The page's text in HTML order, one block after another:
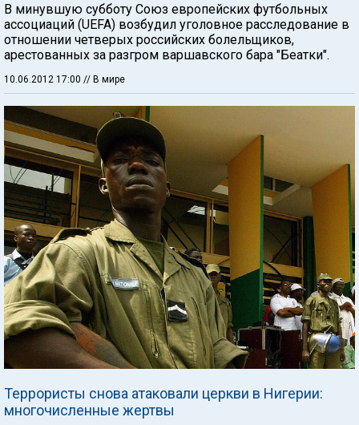
В минувшую субботу Союз европейских футбольных
ассоциаций (UEFA) возбудил уголовное расследование в
отношении четверых российских болельщиков,
арестованных за разгром варшавского бара "Беатки".
10.06.2012 17:00 // В мире
Террористы снова атаковали церкви в Нигерии:
многочисленные жертвы